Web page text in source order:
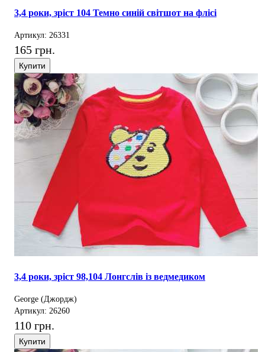
3,4 роки, зріст 104 Темно синій світшот на флісі
Артикул: 26331
165 грн.
Купити
3,4 роки, зріст 98,104 Лонгслів із ведмедиком
George (Джордж)
Артикул: 26260
110 грн.
Купити